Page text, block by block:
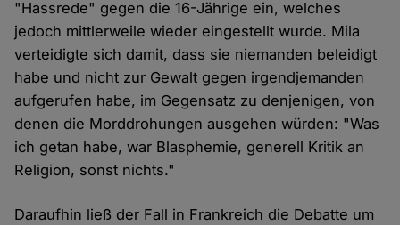
"Hassrede" gegen die 16-Jährige ein, welches
jedoch mittlerweile wieder eingestellt wurde. Mila
verteidigte sich damit, dass sie niemanden beleidigt
habe und nicht zur Gewalt gegen irgendjemanden
aufgerufen habe, im Gegensatz zu denjenigen, von
denen die Morddrohungen ausgehen würden: "Was
ich getan habe, war Blasphemie, generell Kritik an
Religion, sonst nichts."
Daraufhin ließ der Fall in Frankreich die Debatte um